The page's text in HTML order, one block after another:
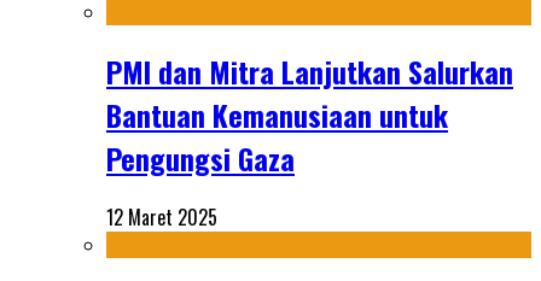
PMI dan Mitra Lanjutkan Salurkan
Bantuan Kemanusiaan untuk
Pengungsi Gaza
12 Maret 2025